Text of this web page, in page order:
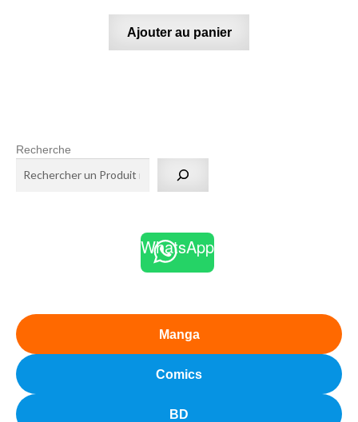
Ajouter au panier
Recherche
WhatsApp
Manga
Comics
BD